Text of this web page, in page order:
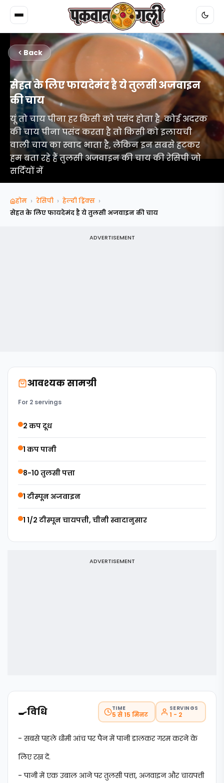
Back
सेहत के लिए फायदेमंद है ये तुलसी अजवाइन
की चाय
यूं तो चाय पीना हर किसी को पसंद होता है. कोई अदरक
की चाय पीना पसंद करता है तो किसी को इलायची
वाली चाय का स्वाद भाता है, लेकिन इन सबसे हटकर
हम बता रहे हैं तुलसी अजवाइन की चाय की रेसिपी जो
सर्दियों में
होम › रेसिपी › हेल्दी ड्रिंक्स ›
सेहत के लिए फायदेमंद है ये तुलसी अजवाइन की चाय
ADVERTISEMENT
आवश्यक सामग्री
For 2 servings
2 कप दूध
1 कप पानी
8-10 तुलसी पत्ता
1 टीस्पून अजवाइन
1 1/2 टीस्पून चायपत्ती, चीनी स्वादानुसार
🍳विधि TIME
5 से 15 मिनट
SERVINGS
1 - 2
- सबसे पहले धीमी आंच पर पैन में पानी डालकर गरम करने के
लिए रख दें.
- पानी में एक उबाल आने पर तुलसी पत्ता, अजवाइन और चायपत्ती
ADVERTISEMENT